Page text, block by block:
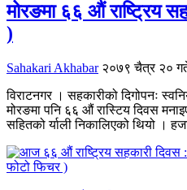
मोरङमा ६६ औं राष्ट्रिय
)
Sahakari Akhabar २०७९ चैत्र २०
विराटनगर । सहकारीको दिगोपनः
मोरङमा पनि ६६ औं रास्टिय दिवस
सहितको र्याली निकालिएको थियो ।